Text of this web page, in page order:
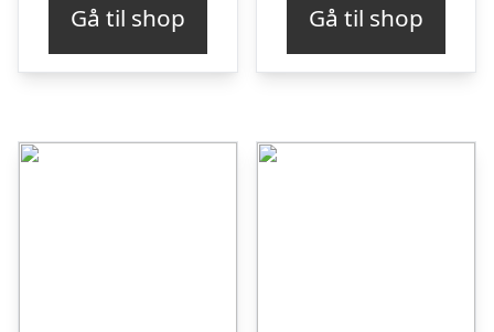
Gå til shop Gå til shop